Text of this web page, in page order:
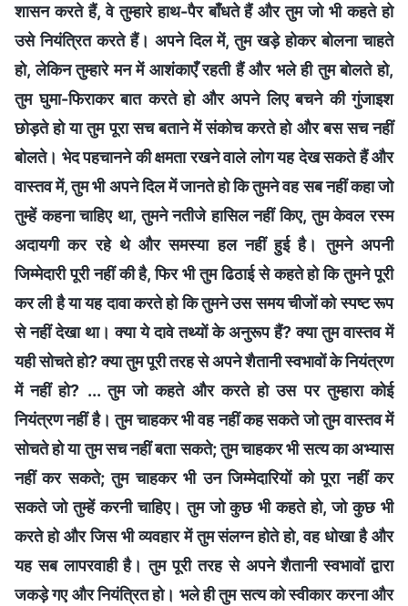
शासन करते हैं, वे तुम्हारे हाथ-पैर बाँधते हैं और तुम जो भी कहते हो
उसे नियंत्रित करते हैं। अपने दिल में, तुम खड़े होकर बोलना चाहते
हो, लेकिन तुम्हारे मन में आशंकाएँ रहती हैं और भले ही तुम बोलते हो,
तुम घुमा-फिराकर बात करते हो और अपने लिए बचने की गुंजाइश
छोड़ते हो या तुम पूरा सच बताने में संकोच करते हो और बस सच नहीं
बोलते। भेद पहचानने की क्षमता रखने वाले लोग यह देख सकते हैं और
वास्तव में, तुम भी अपने दिल में जानते हो कि तुमने वह सब नहीं कहा जो
तुम्हें कहना चाहिए था, तुमने नतीजे हासिल नहीं किए, तुम केवल रस्म
अदायगी कर रहे थे और समस्या हल नहीं हुई है। तुमने अपनी
जिम्मेदारी पूरी नहीं की है, फिर भी तुम ढिठाई से कहते हो कि तुमने पूरी
कर ली है या यह दावा करते हो कि तुमने उस समय चीजों को स्पष्ट रूप
से नहीं देखा था। क्या ये दावे तथ्यों के अनुरूप हैं? क्या तुम वास्तव में
यही सोचते हो? क्या तुम पूरी तरह से अपने शैतानी स्वभावों के नियंत्रण
में नहीं हो? ... तुम जो कहते और करते हो उस पर तुम्हारा कोई
नियंत्रण नहीं है। तुम चाहकर भी वह नहीं कह सकते जो तुम वास्तव में
सोचते हो या तुम सच नहीं बता सकते; तुम चाहकर भी सत्य का अभ्यास
नहीं कर सकते; तुम चाहकर भी उन जिम्मेदारियों को पूरा नहीं कर
सकते जो तुम्हें करनी चाहिए। तुम जो कुछ भी कहते हो, जो कुछ भी
करते हो और जिस भी व्यवहार में तुम संलग्न होते हो, वह धोखा है और
यह सब लापरवाही है। तुम पूरी तरह से अपने शैतानी स्वभावों द्वारा
जकड़े गए और नियंत्रित हो। भले ही तुम सत्य को स्वीकार करना और